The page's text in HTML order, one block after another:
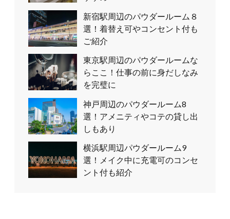
新宿駅周辺のパウダールーム８
選！着替え可やコンセント付も
ご紹介
東京駅周辺のパウダールームな
らここ！仕事の前に身だしなみ
を完璧に
神戸周辺のパウダールーム8
選！アメニティやコテの貸し出
しもあり
横浜駅周辺パウダールーム9
選！メイク中に充電可のコンセ
ント付も紹介